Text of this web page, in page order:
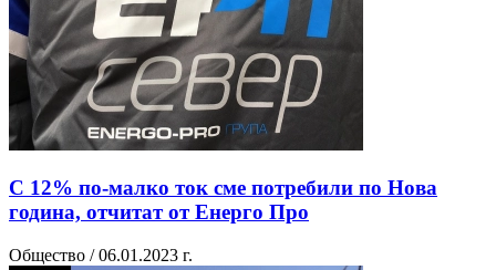
С 12% по-малко ток сме потребили по Нова
година, отчитат от Енерго Про
Общество / 06.01.2023 г.